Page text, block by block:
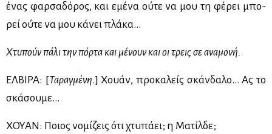
ένας φαρ­σα­δό­ρος, και εμέ­να ού­τε να μου τη φέ­ρει μπο­
ρεί ού­τε να μου κά­νει πλά­κα…
Χτυ­πούν πά­λι την πόρ­τα και μέ­νουν και οι τρεις σε ανα­μο­νή.
ΕΛ­ΒΙ­ΡΑ: [Τα­ραγ­μέ­νη.] Χουάν, προ­κα­λείς σκάν­δα­λο… Ας το
σκά­σου­με…
ΧΟΥΑΝ: Ποιος νο­μί­ζεις ότι χτυ­πά­ει; η Μα­τίλ­δε;